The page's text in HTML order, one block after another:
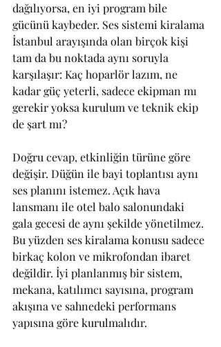
dağılıyorsa, en iyi program bile
gücünü kaybeder. Ses sistemi kiralama
İstanbul arayışında olan birçok kişi
tam da bu noktada aynı soruyla
karşılaşır: Kaç hoparlör lazım, ne
kadar güç yeterli, sadece ekipman mı
gerekir yoksa kurulum ve teknik ekip
de şart mı?
Doğru cevap, etkinliğin türüne göre
değişir. Düğün ile bayi toplantısı aynı
ses planını istemez. Açık hava
lansmanı ile otel balo salonundaki
gala gecesi de aynı şekilde yönetilmez.
Bu yüzden ses kiralama konusu sadece
birkaç kolon ve mikrofondan ibaret
değildir. İyi planlanmış bir sistem,
mekana, katılımcı sayısına, program
akışına ve sahnedeki performans
yapısına göre kurulmalıdır.